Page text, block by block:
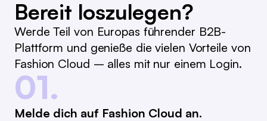
Bereit loszulegen?
Werde Teil von Europas führender B2B-
Plattform und genieße die vielen Vorteile von
Fashion Cloud – alles mit nur einem Login.
01.
Melde dich auf Fashion Cloud an.